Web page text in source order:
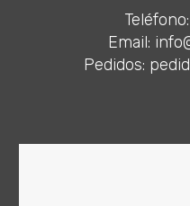
Email:
Pedidos: